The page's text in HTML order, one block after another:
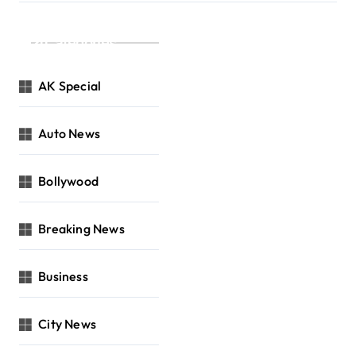
Categories
AK Special
Auto News
Bollywood
Breaking News
Business
City News